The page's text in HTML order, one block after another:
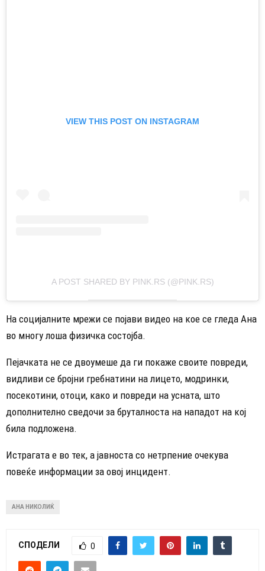
VIEW THIS POST ON INSTAGRAM
A POST SHARED BY PINK.RS (@PINK.RS)
На социјалните мрежи се појави видео на кое се гледа Ана
во многу лоша физичка состојба.
Пејачката не се двоумеше да ги покаже своите повреди,
видливи се бројни гребнатини на лицето, модринки,
посекотини, отоци, како и повреди на усната, што
дополнително сведочи за бруталноста на нападот на кој
била подложена.
Истрагата е во тек, а јавноста со нетрпение очекува
повеќе информации за овој инцидент.
АНА НИКОЛИЌ
СПОДЕЛИ 0